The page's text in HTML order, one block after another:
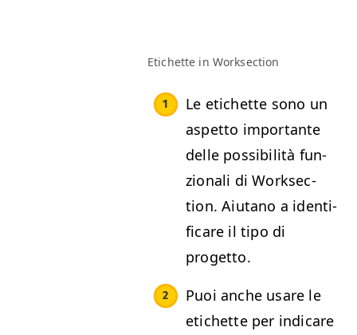
Etichette in Worksection
Le etichette sono un
aspet­to impor­tante
delle pos­si­bil­ità fun­
zion­ali di Work­sec­
tion. Aiu­tano a iden­ti­
fi­care il tipo di
progetto.
Puoi anche usare le
etichette per indi­care